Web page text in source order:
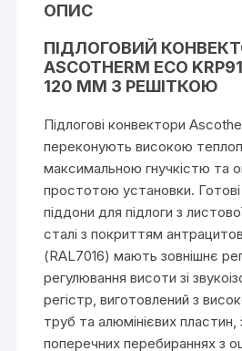
ОПИС
ПІДЛОГОВИЙ
ASCOTHERM ECO
120 ММ З РЕШІТКОЮ
Підлогові конвектори
переконують високою
максимальною гнучкістю та
простотою установки.
піддони для підлоги з
сталі з покриттям
(RAL7016) мають зовнішнє
регулювання висоти зі
регістр, виготовлений з
труб та алюмінієвих пластин,
поперечних перебираннях з